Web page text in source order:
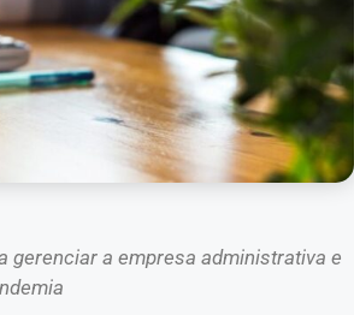
gerenciar a empresa administrativa e